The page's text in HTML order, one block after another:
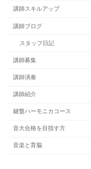
講師スキルアップ
講師ブログ
スタッフ日記
講師募集
講師演奏
講師紹介
鍵盤ハーモニカコース
音大合格を目指す方
音楽と育脳